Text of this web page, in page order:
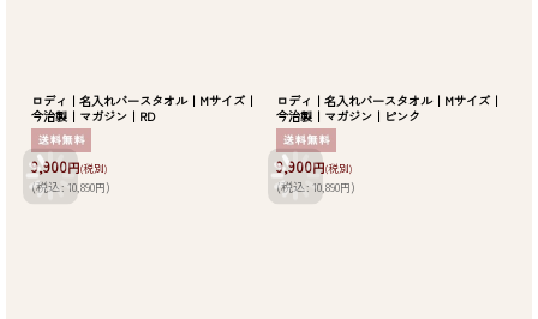
ロディ｜名入れバースタオル｜Mサイズ｜
今治製｜マガジン｜RD
9,900円(税別)
(税込: 10,890円)
ロディ｜名入れバースタオル｜Mサイズ｜
今治製｜マガジン｜ピンク
9,900円(税別)
(税込: 10,890円)